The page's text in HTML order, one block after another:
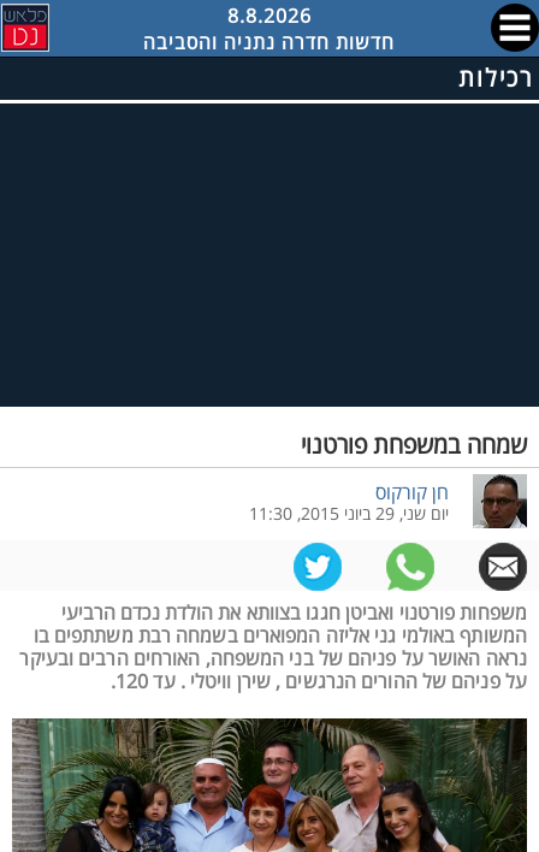
8.8.2026
חדשות חדרה נתניה והסביבה
רכילות
שמחה במשפחת פורטנוי
חן קורקוס
יום שני, 29 ביוני 2015, 11:30
משפחות פורטנוי ואביטן חגגו בצוותא את הולדת נכדם הרביעי
המשותף באולמי גני אליזה המפוארים בשמחה רבת משתתפים בו
נראה האושר על פניהם של בני המשפחה, האורחים הרבים ובעיקר
על פניהם של ההורים הנרגשים , שירן וויטלי . עד 120.